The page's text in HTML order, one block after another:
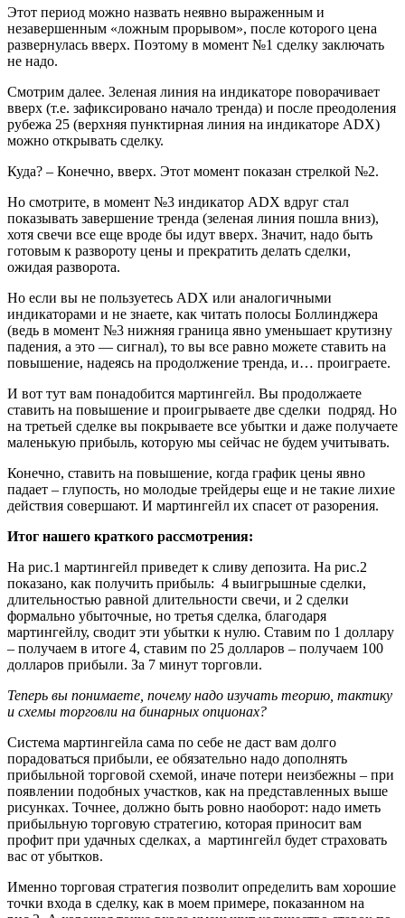
Этот период можно назвать неявно выраженным и
незавершенным «ложным прорывом», после которого цена
развернулась вверх. Поэтому в момент №1 сделку заключать
не надо.
Смотрим далее. Зеленая линия на индикаторе поворачивает
вверх (т.е. зафиксировано начало тренда) и после преодоления
рубежа 25 (верхняя пунктирная линия на индикаторе ADX)
можно открывать сделку.
Куда? – Конечно, вверх. Этот момент показан стрелкой №2.
Но смотрите, в момент №3 индикатор ADX вдруг стал
показывать завершение тренда (зеленая линия пошла вниз),
хотя свечи все еще вроде бы идут вверх. Значит, надо быть
готовым к развороту цены и прекратить делать сделки,
ожидая разворота.
Но если вы не пользуетесь ADX или аналогичными
индикаторами и не знаете, как читать полосы Боллинджера
(ведь в момент №3 нижняя граница явно уменьшает крутизну
падения, а это — сигнал), то вы все равно можете ставить на
повышение, надеясь на продолжение тренда, и… проиграете.
И вот тут вам понадобится мартингейл. Вы продолжаете
ставить на повышение и проигрываете две сделки подряд. Но
на третьей сделке вы покрываете все убытки и даже получаете
маленькую прибыль, которую мы сейчас не будем учитывать.
Конечно, ставить на повышение, когда график цены явно
падает – глупость, но молодые трейдеры еще и не такие лихие
действия совершают. И мартингейл их спасет от разорения.
Итог нашего краткого рассмотрения:
На рис.1 мартингейл приведет к сливу депозита. На рис.2
показано, как получить прибыль: 4 выигрышные сделки,
длительностью равной длительности свечи, и 2 сделки
формально убыточные, но третья сделка, благодаря
мартингейлу, сводит эти убытки к нулю. Ставим по 1 доллару
– получаем в итоге 4, ставим по 25 долларов – получаем 100
долларов прибыли. За 7 минут торговли.
Теперь вы понимаете, почему надо изучать теорию, тактику
и схемы торговли на бинарных опционах?
Система мартингейла сама по себе не даст вам долго
порадоваться прибыли, ее обязательно надо дополнять
прибыльной торговой схемой, иначе потери неизбежны – при
появлении подобных участков, как на представленных выше
рисунках. Точнее, должно быть ровно наоборот: надо иметь
прибыльную торговую стратегию, которая приносит вам
профит при удачных сделках, а мартингейл будет страховать
вас от убытков.
Именно торговая стратегия позволит определить вам хорошие
точки входа в сделку, как в моем примере, показанном на